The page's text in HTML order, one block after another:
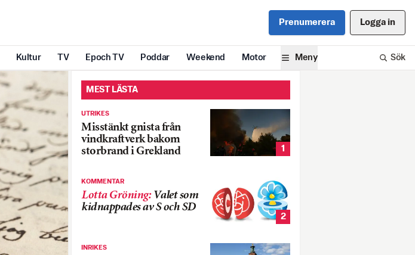
Prenumerera Logga in
Kultur TV Epoch TV Poddar Weekend Motor Meny Sök
MEST LÄSTA
UTRIKES
Misstänkt gnista från
vindkraftverk bakom
storbrand i Grekland
1
KOMMENTAR
Lotta Gröning: Valet som
kidnappades av S och SD
2
INRIKES